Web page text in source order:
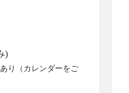
)
り（カレンダーをご